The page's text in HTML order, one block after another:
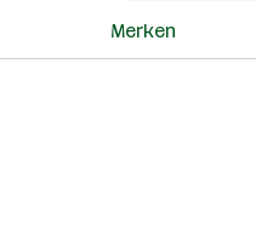
Merken